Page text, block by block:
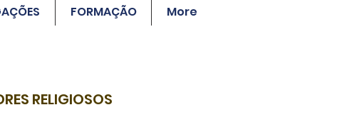
FORMAÇÃO More
RELIGIOSOS